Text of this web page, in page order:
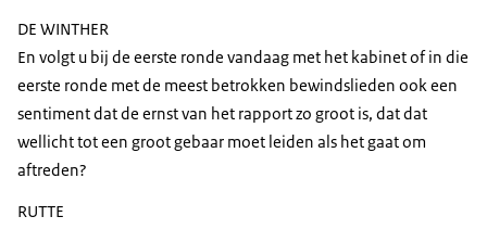
DE WINTHER
En volgt u bij de eerste ronde vandaag met het kabinet of in die
eerste ronde met de meest betrokken bewindslieden ook een
sentiment dat de ernst van het rapport zo groot is, dat dat
wellicht tot een groot gebaar moet leiden als het gaat om
aftreden?
RUTTE